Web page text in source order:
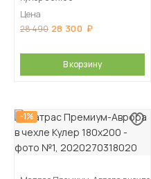
Цена
28 490 28 300
В корзину
-1%